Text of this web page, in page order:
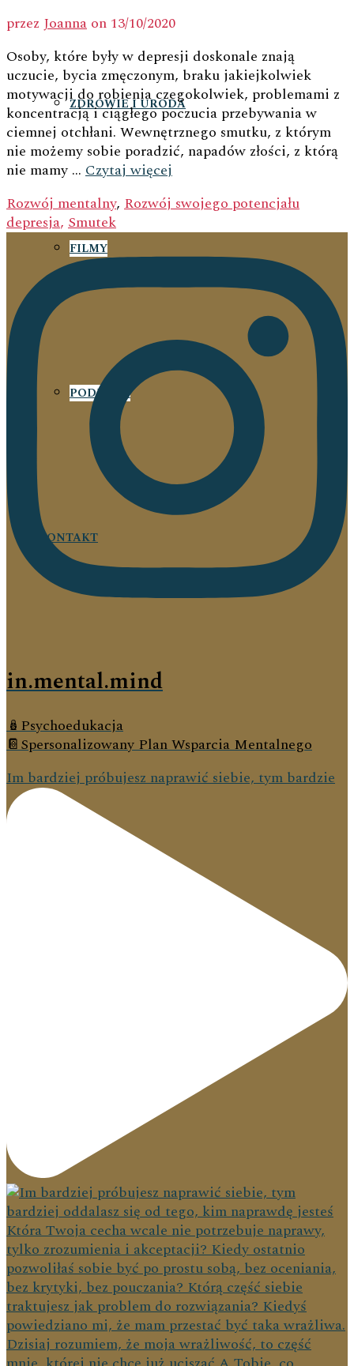
ZDROWIE I URODA
FILMY
PODRÓŻE
KONTAKT
przez Joanna on 13/10/2020
Osoby, które były w depresji doskonale znają
uczucie, bycia zmęczonym, braku jakiejkolwiek
motywacji do robienia czegokolwiek, problemami z
koncentracją i ciągłego poczucia przebywania w
ciemnej otchłani. Wewnętrznego smutku, z którym
nie możemy sobie poradzić, napadów złości, z którą
nie mamy … Czytaj więcej
Rozwój mentalny, Rozwój swojego potencjału
depresja, Smutek
in.mental.mind
🪆Psychoedukacja
📔Spersonalizowany Plan Wsparcia Mentalnego
Im bardziej próbujesz naprawić siebie, tym bardzie